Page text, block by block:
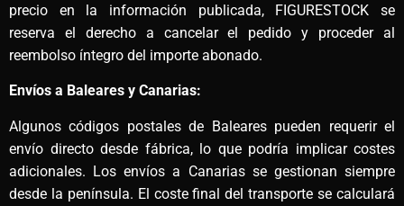
precio en la información publicada, FIGURESTOCK se
reserva el derecho a cancelar el pedido y proceder al
reembolso íntegro del importe abonado.
Envíos a Baleares y Canarias:
Algunos códigos postales de Baleares pueden requerir el
envío directo desde fábrica, lo que podría implicar costes
adicionales. Los envíos a Canarias se gestionan siempre
desde la península. El coste final del transporte se calculará